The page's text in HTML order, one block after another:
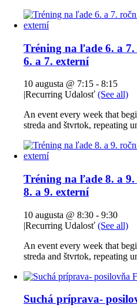
Tréning na ľade 6. a
6. a 7. externí
10 augusta @ 7:15 - 8:15
|Recurring Udalosť (See all)
An event every week that
streda and štvrtok, repeating
Tréning na ľade 8. a
8. a 9. externí
10 augusta @ 8:30 - 9:30
|Recurring Udalosť (See all)
An event every week that
streda and štvrtok, repeating
Suchá príprava-